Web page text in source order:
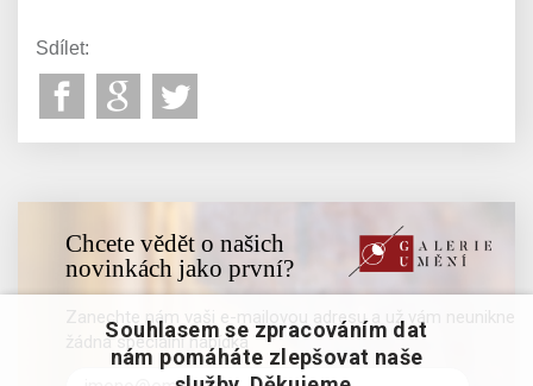
Sdílet:
Chcete vědět o našich
novinkách jako první?
Zanechte nám vaši e-mailovou adresu a už vám neunikne
žádná speciální nabídka
Souhlasem se zpracováním dat
nám pomáháte zlepšovat naše